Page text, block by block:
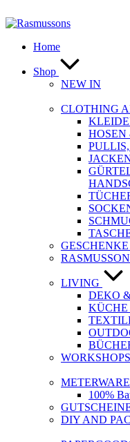
Inhalt
Home
Shop
NEW IN
CLOTHING
HOSEN
LIVING
DEKO
KÜCHE
METERWARE
100%
DIY AND